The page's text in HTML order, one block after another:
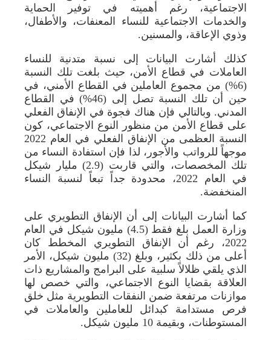
الاجتماعية، رغم أهميته في توفير الحماية
والخدمات الاجتماعية للنساء المعنفات، والأطفال،
وذوي الإعاقة، والمسنين.
كذلك أشارت البيانات إلى نسبة متدنية للنساء
العاملات في قطاع الأمن، حيث بلغت تلك النسبة
(6%) من مجموع العاملين في القطاع الأمني، في
حين أن تلك النسبة تصل إلى (46%) في القطاع
المدني. وبالتالي فإن هناك فجوة في الإنفاق الفعلي
على قطاع الأمن من منظور النوع الاجتماعي، كون
النسبة العظمى من الإنفاق الفعلي في العام 2022
موجهاً للرواتب والأجور، لذا فإن استفادة النساء من
تلك المخصصات، والتي قاربت (2.9) مليار شيكل
في العام 2022، محدودة جداً تبعاً لنسبة النساء
المنخفضة.
كما أشارت البيانات إلى أن الإنفاق التطويري على
وزارة العمل بلغ فقط (4.5) مليون شيكل في العام
2022، رغم أن الإنفاق التطويري المخطط كان
أعلى من ذلك بكثير، وبلغ (32) مليون شيكل، الأمر
الذي يلقي ظلالاً سلبية على البرامج والمشاريع ذات
العلاقة بقضايا النوع الاجتماعي، والتي خصص لها
موازنات مرتفعة ضمن النفقات التطويرية مثل خلق
فرص مستدامة كبدائل للعاملين والعاملات في
المستوطنات، وبقيمة 10 مليون شيكل.